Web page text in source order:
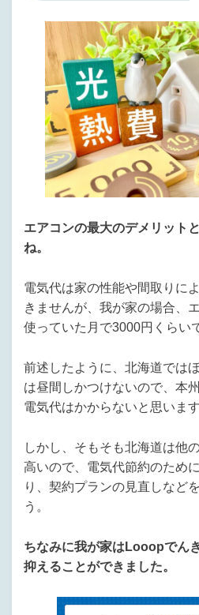
エアコンの最大のデメリット
ね。
電気代は家の性能や間取りに
きませんが、我が家の場合、
使っていた月で3000円くらい
前述したように、北海道では
は昼間しかつけないので、本
電気代はかからないと思います
しかし、そもそも北海道は他
高いので、電気代節約のため
り、契約プランの見直しなど
う。
ちなみに我が家はLooopでん
抑えることができました。